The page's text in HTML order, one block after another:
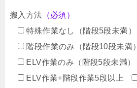
搬入方法 （必須）
特殊作業なし（階段5段未満）
階段作業のみ（階段10段未満）
ELV作業のみ（階段5段未満）
ELV作業+階段作業5段以上